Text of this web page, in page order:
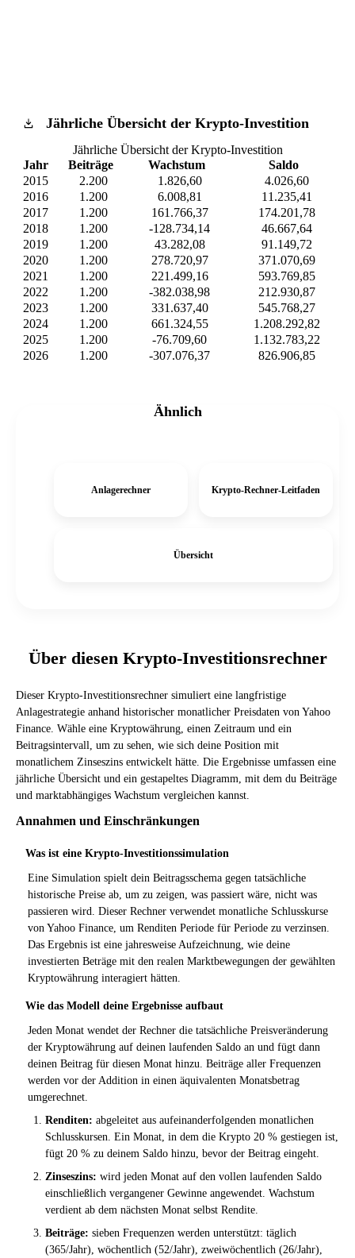
Jährliche Übersicht der Krypto-Investition
Jährliche Übersicht der Krypto-Investition
Jahr
Beiträge Wachstum
Saldo
2015
2.200 1.826,60
4.026,60
2016
1.200 6.008,81
11.235,41
2017
1.200 161.766,37
174.201,78
2018
1.200 -128.734,14
46.667,64
2019
1.200 43.282,08
91.149,72
2020
1.200 278.720,97
371.070,69
2021
1.200 221.499,16
593.769,85
2022
1.200 -382.038,98
212.930,87
2023
1.200 331.637,40
545.768,27
2024
1.200 661.324,55
1.208.292,82
2025
1.200 -76.709,60
1.132.783,22
2026
1.200 -307.076,37 826.906,85
Ähnlich
Anlagerechner Krypto-Rechner-Leitfaden
Übersicht
Über diesen Krypto-Investitionsrechner
Dieser Krypto-Investitionsrechner simuliert eine langfristige
Anlagestrategie anhand historischer monatlicher Preisdaten von Yahoo
Finance. Wähle eine Kryptowährung, einen Zeitraum und ein
Beitragsintervall, um zu sehen, wie sich deine Position mit
monatlichem Zinseszins entwickelt hätte. Die Ergebnisse umfassen eine
jährliche Übersicht und ein gestapeltes Diagramm, mit dem du Beiträge
und marktabhängiges Wachstum vergleichen kannst.
Annahmen und Einschränkungen
Was ist eine Krypto-Investitionssimulation
Eine Simulation spielt dein Beitragsschema gegen tatsächliche
historische Preise ab, um zu zeigen, was passiert wäre, nicht was
passieren wird. Dieser Rechner verwendet monatliche Schlusskurse
von Yahoo Finance, um Renditen Periode für Periode zu verzinsen.
Das Ergebnis ist eine jahresweise Aufzeichnung, wie deine
investierten Beträge mit den realen Marktbewegungen der gewählten
Kryptowährung interagiert hätten.
Wie das Modell deine Ergebnisse aufbaut
Jeden Monat wendet der Rechner die tatsächliche Preisveränderung
der Kryptowährung auf deinen laufenden Saldo an und fügt dann
deinen Beitrag für diesen Monat hinzu. Beiträge aller Frequenzen
werden vor der Addition in einen äquivalenten Monatsbetrag
umgerechnet.
Renditen: abgeleitet aus aufeinanderfolgenden monatlichen
Schlusskursen. Ein Monat, in dem die Krypto 20 % gestiegen ist,
fügt 20 % zu deinem Saldo hinzu, bevor der Beitrag eingeht.
Zinseszins: wird jeden Monat auf den vollen laufenden Saldo
einschließlich vergangener Gewinne angewendet. Wachstum
verdient ab dem nächsten Monat selbst Rendite.
Beiträge: sieben Frequenzen werden unterstützt: täglich
(365/Jahr), wöchentlich (52/Jahr), zweiwöchentlich (26/Jahr),